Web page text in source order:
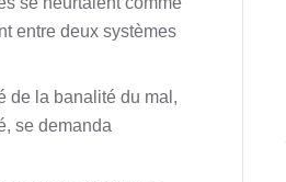
entre deux systèmes
de la banalité du mal,
se demanda